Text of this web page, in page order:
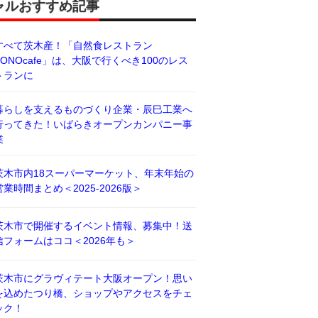
ルおすすめ記事
べて茨木産！「自然食レストラン
」は、大阪で行くべき100のレス
ランに
らしを支えるものづくり企業・辰巳工業へ
ってきた！いばらきオープンカンパニー事
木市内18スーパーマーケット、年末年始の
業時間まとめ＜2025-2026版＞
木市で開催するイベント情報、募集中！送
フォームはココ＜2026年も＞
木市にグラヴィテート大阪オープン！思い
込めたつり橋、ショップやアクセスをチェ
ク！